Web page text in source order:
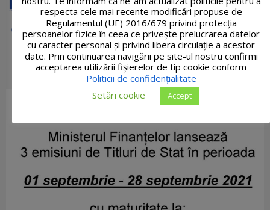
respecta cele mai recente modificări propuse de
Regulamentul (UE) 2016/679 privind protecția
persoanelor fizice în ceea ce privește prelucrarea datelor
cu caracter personal și privind libera circulație a acestor
date. Prin continuarea navigării pe site-ul nostru confirmi
acceptarea utilizării fişierelor de tip cookie conform
Politicii de confidențialitate
Setări cookie
Accept